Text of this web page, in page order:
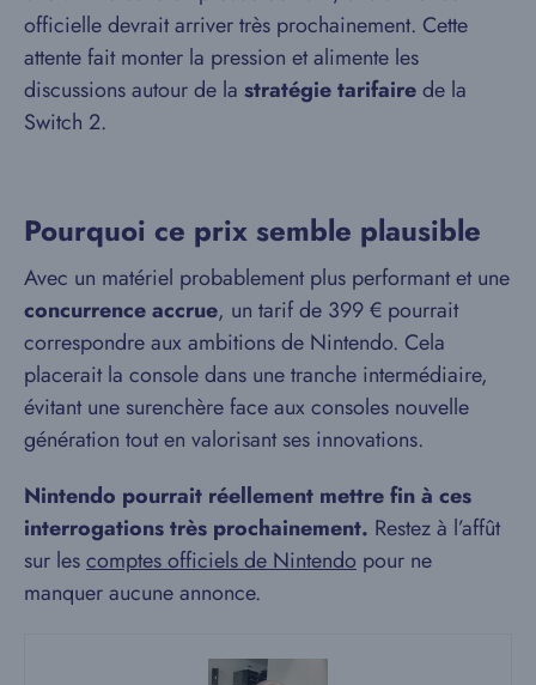
officielle devrait arriver très prochainement. Cette
attente fait monter la pression et alimente les
discussions autour de la stratégie tarifairede la
Switch 2.
Pourquoi ce prix semble plausible
Avec un matériel probablement plus performant et une
concurrence accrue, un tarif de 399 € pourrait
correspondre aux ambitions de Nintendo. Cela
placerait la console dans une tranche intermédiaire,
évitant une surenchère face aux consoles nouvelle
génération tout en valorisant ses innovations.
Nintendo pourrait réellement mettre fin à ces
interrogations très prochainement. Restez à l’affût
sur lescomptes officiels de Nintendo pour ne
manquer aucune annonce.